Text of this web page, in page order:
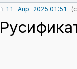
11-Апр-2025 01:51